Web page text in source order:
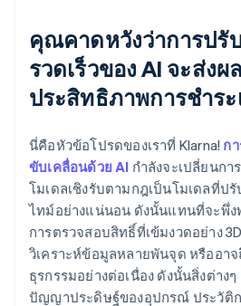
คุณคาดหวังว่าการปรั
รวดเร็วของ AI จะส่ง
ประสิทธิภาพการชำระ
นี่คือหัวข้อโปรดของเราที่ Klarna! ก
ขับเคลื่อนด้วย AI กำลังจะเปลี่ยนก
โมเดลเชิงรับตามกฎเป็นโมเดลที่ป
ไทม์อย่างแน่นอน ดังนั้นแทนที่จะพึ่ง
การตรวจสอบสิทธิ์ที่เข้มงวดอย่าง
วิเคราะห์ข้อมูลหลายพันจุด หรืออา
ธุรกรรมอย่างต่อเนื่อง ดังนั้นสิ่งต่าง
ปัญญาประดิษฐ์ของอุปกรณ์ ประวัติก